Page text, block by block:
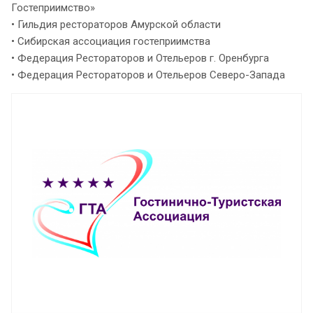
Гостеприимство»
• Гильдия рестораторов Амурской области
• Сибирская ассоциация гостеприимства
• Федерация Рестораторов и Отельеров г. Оренбурга
• Федерация Рестораторов и Отельеров Северо-Запада